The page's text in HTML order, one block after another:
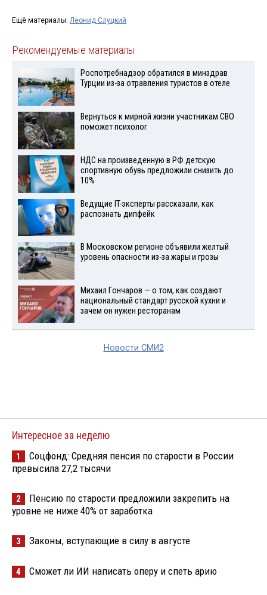
Ещё материалы: Леонид Слуцкий
Рекомендуемые материалы
Роспотребнадзор обратился в минздрав
Турции из-за отравления туристов в отеле
Вернуться к мирной жизни участникам СВО
поможет психолог
НДС на произведенную в РФ детскую
спортивную обувь предложили снизить до
10%
Ведущие IT-эксперты рассказали, как
распознать дипфейк
В Московском регионе объявили желтый
уровень опасности из-за жары и грозы
Михаил Гончаров — о том, как создают
национальный стандарт русской кухни и
зачем он нужен ресторанам
Новости СМИ2
Интересное за неделю
1
Соцфонд: Средняя пенсия по старости в России
превысила 27,2 тысячи
2
Пенсию по старости предложили закрепить на
уровне не ниже 40% от заработка
3 Законы, вступающие в силу в августе
4 Сможет ли ИИ написать оперу и спеть арию